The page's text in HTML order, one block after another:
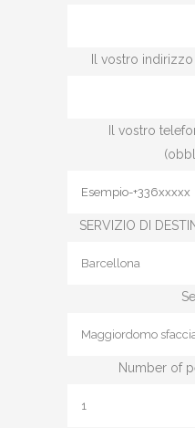
Il vostro
Il vostro
SERVIZIO DI
Number of